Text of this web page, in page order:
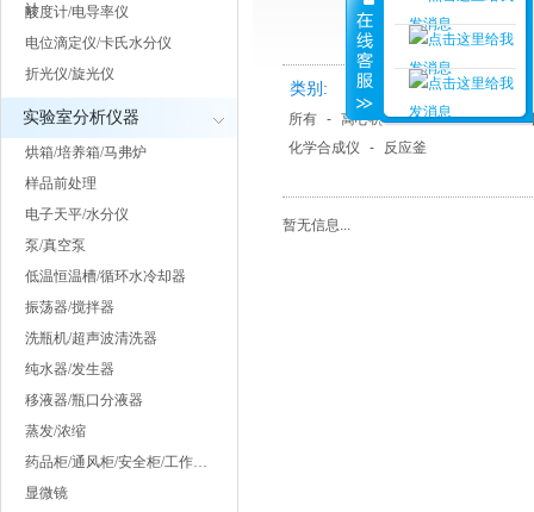
计
酸度计/电导率仪
电位滴定仪/卡氏水分仪
折光仪/旋光仪
实验室分析仪器
烘箱/培养箱/马弗炉
样品前处理
电子天平/水分仪
泵/真空泵
低温恒温槽/循环水冷却器
振荡器/搅拌器
洗瓶机/超声波清洗器
纯水器/发生器
移液器/瓶口分液器
蒸发/浓缩
药品柜/通风柜/安全柜/工作…
显微镜
类别:
所有 - 离心机 - 快速溶剂萃取仪 -
化学合成仪
- 反应釜
暂无信息...